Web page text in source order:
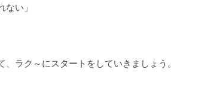
い」
ラク～にスタートをしていきましょう。